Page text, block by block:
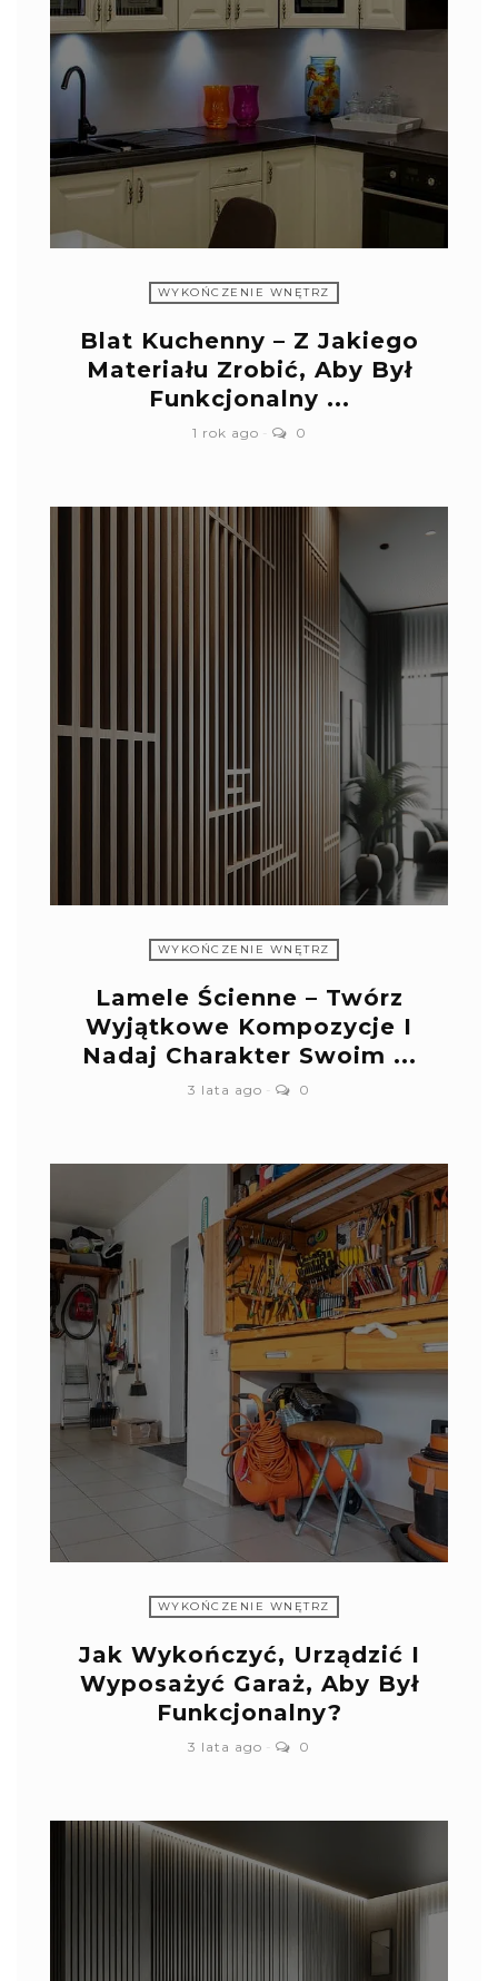
WYKOŃCZENIE WNĘTRZ
Blat Kuchenny – Z Jakiego
Materiału Zrobić, Aby Był
Funkcjonalny ...
1 rok ago 0
WYKOŃCZENIE WNĘTRZ
Lamele Ścienne – Twórz
Wyjątkowe Kompozycje I
Nadaj Charakter Swoim ...
3 lata ago 0
WYKOŃCZENIE WNĘTRZ
Jak Wykończyć, Urządzić I
Wyposażyć Garaż, Aby Był
Funkcjonalny?
3 lata ago 0